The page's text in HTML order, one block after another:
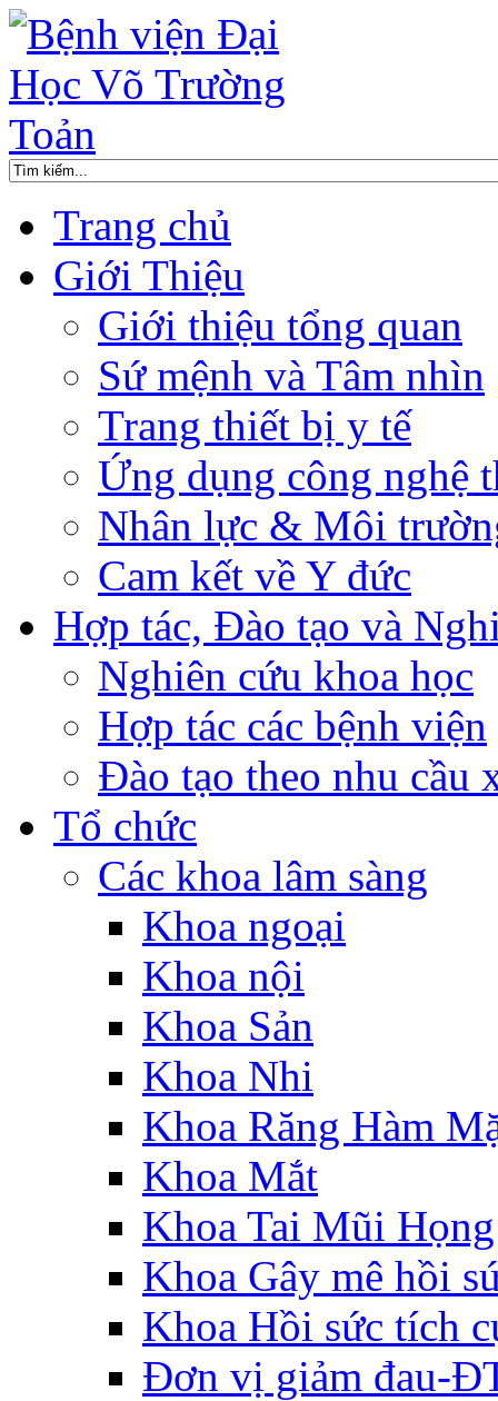
Trang chủ
Giới Thiệu
Giới thiệu tổng quan
Sứ mệnh và Tâm nhìn
Trang thiết bị y tế
Ứng dụng công nghệ
Nhân lực & Môi
Cam kết về Y đức
Hợp tác, Đào tạo và
Nghiên cứu khoa học
Hợp tác các bệnh viện
Đào tạo theo nhu cầu
Tổ chức
Các khoa lâm sàng
Khoa ngoại
Khoa nội
Khoa Sản
Khoa Nhi
Khoa Răng Hàm
Khoa Mắt
Khoa Tai Mũi Họng
Khoa Gây mê hồi
Khoa Hồi sức tích
Đơn vị giảm đau-